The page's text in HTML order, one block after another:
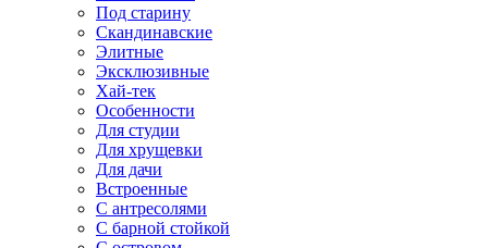
Под старину
Скандинавские
Элитные
Эксклюзивные
Хай-тек
Особенности
Для студии
Для хрущевки
Для дачи
Встроенные
С антресолями
С барной стойкой